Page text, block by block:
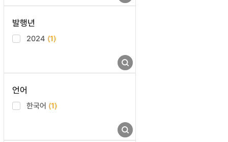
발행년
2024 (1)
언어
한국어 (1)